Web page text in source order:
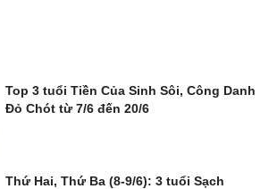
Top 3 tuổi Tiền Của Sinh Sôi, Công Danh
Đỏ Chót từ 7/6 đến 20/6
Thứ Hai, Thứ Ba (8-9/6): 3 tuổi Sạch